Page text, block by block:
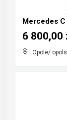
Mercedes
Opole/
6 800,00